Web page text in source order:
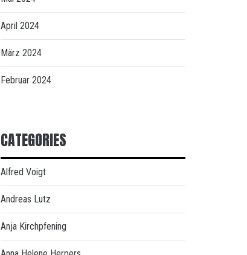
April 2024
März 2024
Februar 2024
CATEGORIES
Alfred Voigt
Andreas Lutz
Anja Kirchpfening